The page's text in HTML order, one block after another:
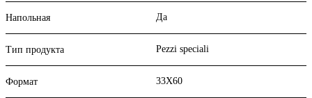
Напольная Да
Тип продукта Pezzi speciali
Формат 33X60